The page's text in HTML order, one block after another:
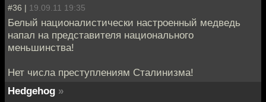
#36 | 19.09.11 19:35
Белый националистически настроенный медведь
напал на представителя национального
меньшинства!
Нет числа преступлениям Сталинизма!
Hedgehog »